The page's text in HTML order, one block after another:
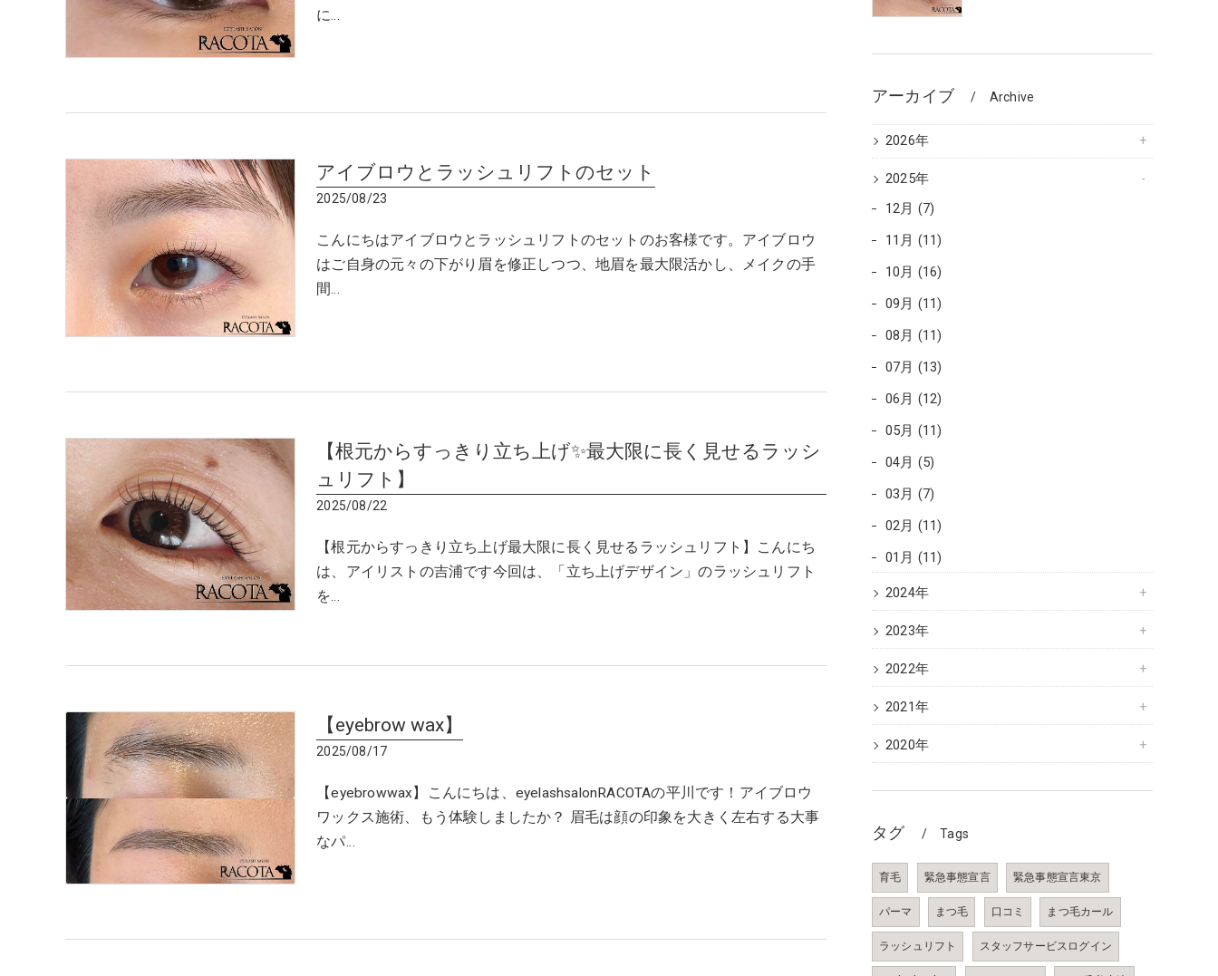
に…
アイブロウとラッシュリフトのセット
2025/08/23
こんにちはアイブロウとラッシュリフトのセットのお客様です。アイブロウ
はご自身の元々の下がり眉を修正しつつ、地眉を最大限活かし、メイクの手
間…
【根元からすっきり立ち上げ✨最大限に長く見せるラッシ
ュリフト】
2025/08/22
【根元からすっきり立ち上げ最大限に長く見せるラッシュリフト】こんにち
は、アイリストの吉浦です今回は、「立ち上げデザイン」のラッシュリフト
を…
【eyebrow wax】
2025/08/17
【eyebrowwax】こんにちは、eyelashsalonRACOTAの平川です！アイブロウ
ワックス施術、もう体験しましたか？ 眉毛は顔の印象を大きく左右する大事
なパ…
アーカイブ Archive
2026年
2025年
12月 (7)
11月 (11)
10月 (16)
09月 (11)
08月 (11)
07月 (13)
06月 (12)
05月 (11)
04月 (5)
03月 (7)
02月 (11)
01月 (11)
2024年
2023年
2022年
2021年
2020年
タグ Tags
育毛 緊急事態宣言 緊急事態宣言東京
パーマ まつ毛 口コミ まつ毛カール
ラッシュリフト スタッフサービスログイン